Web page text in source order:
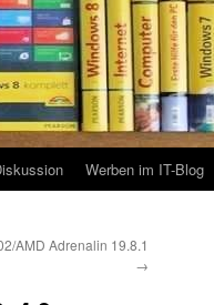
Werben im IT-Blog
AMD Adrenalin 19.8.1
→